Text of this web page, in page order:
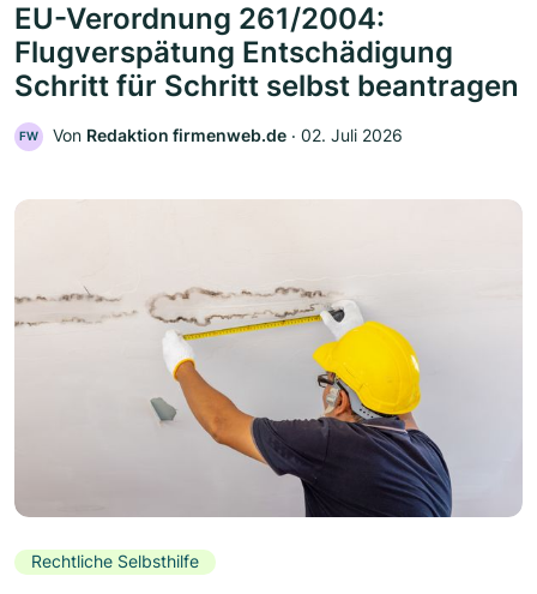
EU-Verordnung 261/2004:
Flugverspätung Entschädigung
Schritt für Schritt selbst beantragen
FW Von Redaktion firmenweb.de ‧ 02. Juli 2026
Rechtliche Selbsthilfe